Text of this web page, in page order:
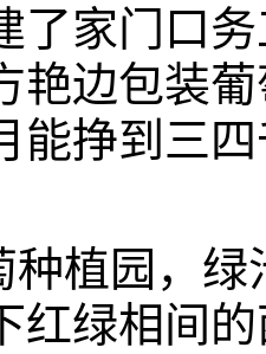
了家门口
艳边包装
能挣到三
种植园，
红绿相间